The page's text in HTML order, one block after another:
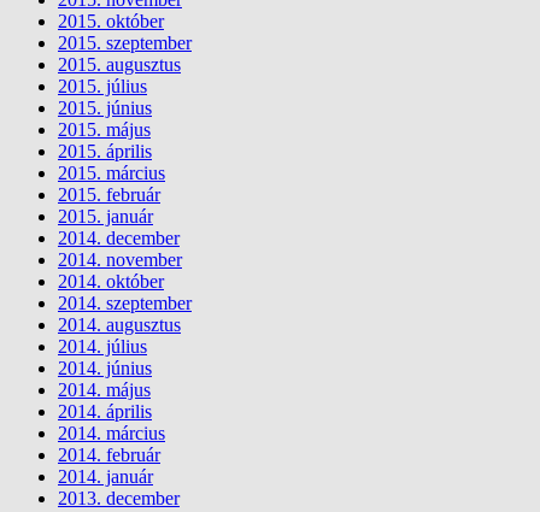
2015. október
2015. szeptember
2015. augusztus
2015. július
2015. június
2015. május
2015. április
2015. március
2015. február
2015. január
2014. december
2014. november
2014. október
2014. szeptember
2014. augusztus
2014. július
2014. június
2014. május
2014. április
2014. március
2014. február
2014. január
2013. december